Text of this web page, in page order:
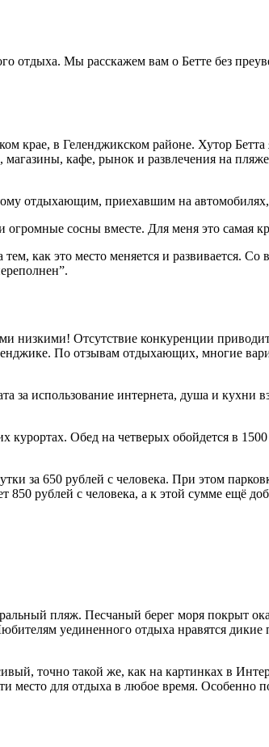
Мы расскажем вам о Бетте без
крае, в Геленджикском районе. Хутор
кафе, рынок и развлечения на
отдыхающим, приехавшим на автомобилях,
сосны вместе. Для меня это самая
как это место меняется и развивается.
низкими! Отсутствие конкуренции
По отзывам отдыхающих, многие
за использование интернета, душа и кухни
Обед на четверых обойдется в
за 650 рублей с человека. При этом
рублей с человека, а к этой сумме ещё
пляж. Песчаный берег моря покрыт
уединенного отдыха нравятся
точно такой же, как на картинках в
для отдыха в любое время. Особенно